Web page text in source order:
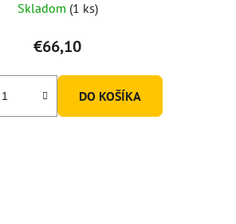
Skladom (1 ks)
€66,10
DO KOŠÍKA